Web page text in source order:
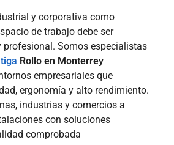
y corporativa como
de trabajo debe ser
profesional. Somos especialistas
Rollo en Monterrey
empresariales que
ergonomía y alto rendimiento.
industrias y comercios a
con soluciones
comprobada